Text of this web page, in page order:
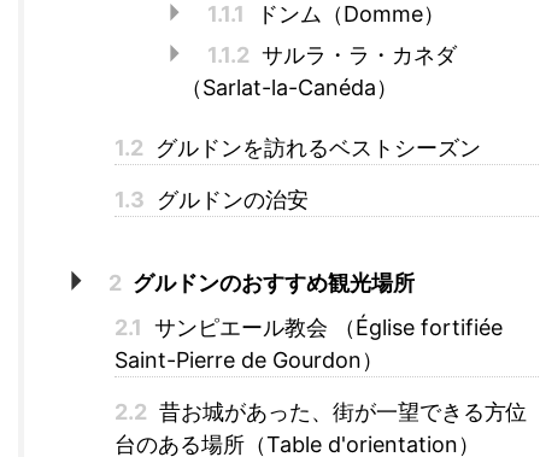
1.1.1
ドンム（Domme）
1.1.2 サルラ・ラ・カネダ
（Sarlat-la-Canéda）
1.2 グルドンを訪れるベストシーズン
1.3 グルドンの治安
2 グルドンのおすすめ観光場所
2.1 サンピエール教会 （Église fortifiée
Saint-Pierre de Gourdon）
2.2 昔お城があった、街が一望できる方位
台のある場所（Table d'orientation）